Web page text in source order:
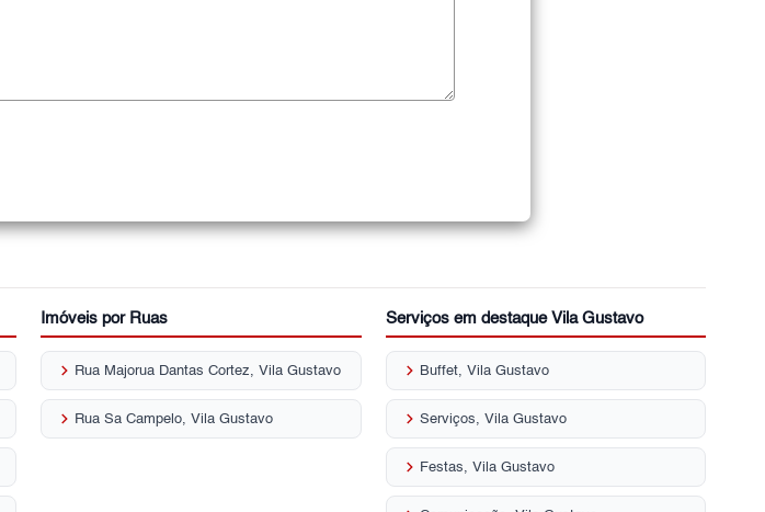
Imóveis por Ruas
keyboard_arrow_right Rua Majorua Dantas Cortez, Vila Gustavo
keyboard_arrow_right Rua Sa Campelo, Vila Gustavo
Serviços em destaque Vila Gustavo
keyboard_arrow_right Buffet, Vila Gustavo
keyboard_arrow_right Serviços, Vila Gustavo
keyboard_arrow_right Festas, Vila Gustavo